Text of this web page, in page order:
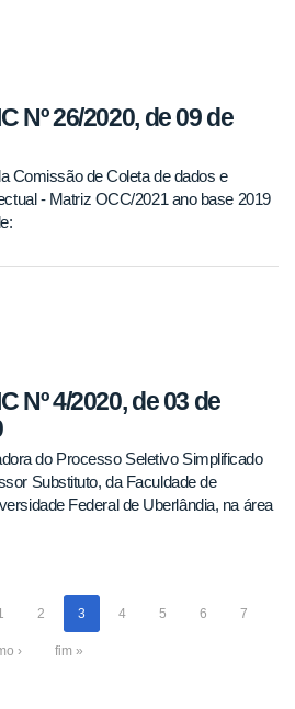
Nº 26/2020, de 09 de
Comissão de Coleta de dados e
- Matriz OCC/2021 ano base 2019
Nº 4/2020, de 03 de
do Processo Seletivo Simplificado
Substituto, da Faculdade de
Federal de Uberlândia, na área
2 3 4 5 6 7
› fim »